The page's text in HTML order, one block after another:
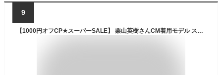
9
【1000円オフCP★スーパーSALE】 栗山英樹さんCM着用モデル スケッチャーズ スリップインズ メンズ ガルザ カービン 革靴 スニーカー スリッポン ゴム紐 SKECHERS 履きやすい ビジネスシューズ 本革 ノーマル幅